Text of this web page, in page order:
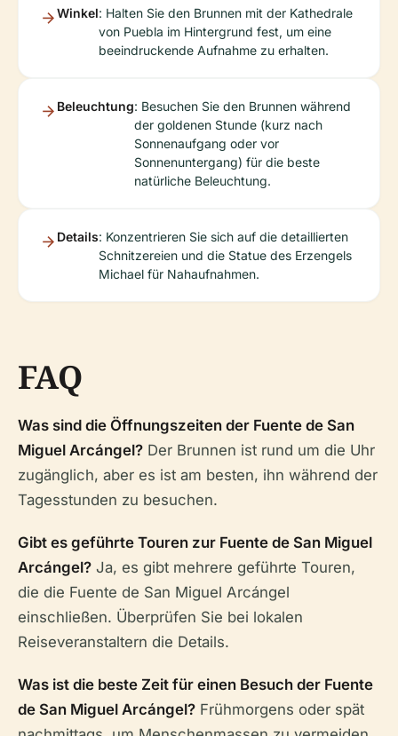
Winkel: Halten Sie den Brunnen mit der Kathedrale
von Puebla im Hintergrund fest, um eine
beeindruckende Aufnahme zu erhalten.
Beleuchtung: Besuchen Sie den Brunnen während
der goldenen Stunde (kurz nach
Sonnenaufgang oder vor
Sonnenuntergang) für die beste
natürliche Beleuchtung.
Details: Konzentrieren Sie sich auf die detaillierten
Schnitzereien und die Statue des Erzengels
Michael für Nahaufnahmen.
FAQ
Was sind die Öffnungszeiten der Fuente de San
Miguel Arcángel? Der Brunnen ist rund um die Uhr
zugänglich, aber es ist am besten, ihn während der
Tagesstunden zu besuchen.
Gibt es geführte Touren zur Fuente de San Miguel
Arcángel? Ja, es gibt mehrere geführte Touren,
die die Fuente de San Miguel Arcángel
einschließen. Überprüfen Sie bei lokalen
Reiseveranstaltern die Details.
Was ist die beste Zeit für einen Besuch der Fuente
de San Miguel Arcángel? Frühmorgens oder spät